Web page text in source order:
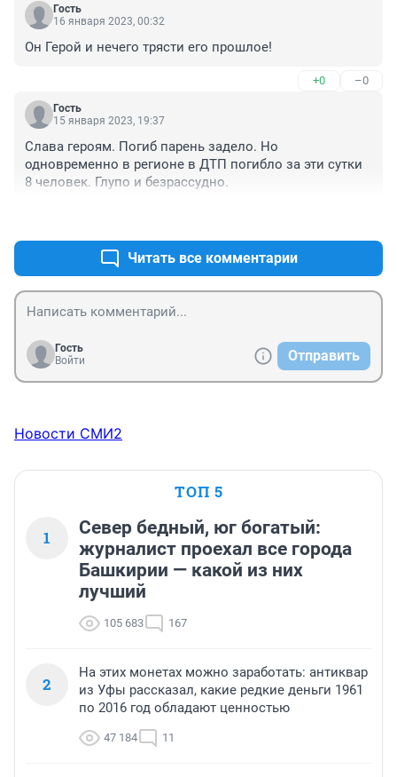
Гость
16 января 2023, 00:32
Он Герой и нечего трясти его прошлое!
+0 –0
Гость
15 января 2023, 19:37
Слава героям. Погиб парень задело. Но
одновременно в регионе в ДТП погибло за эти сутки
8 человек. Глупо и безрассудно.
Читать все комментарии
Гость
Войти
Отправить
Новости СМИ2
ТОП 5
1
Север бедный, юг богатый:
журналист проехал все города
Башкирии — какой из них
лучший
105 683 167
2
На этих монетах можно заработать: антиквар
из Уфы рассказал, какие редкие деньги 1961
по 2016 год обладают ценностью
47 184 11